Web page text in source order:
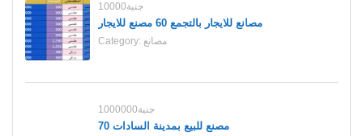
10000جنية
مصانع للايجار بالتجمع 60 مصنع للايجار
Category: مصانع
1000000جنية
70 مصنع للبيع بمدينة السادات